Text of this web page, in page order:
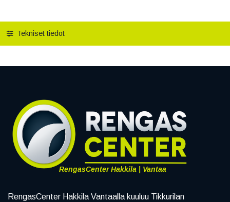
Tekniset tiedot
RengasCenter Hakkila | Vantaa
RengasCenter Hakkila Vantaalla kuuluu Tikkurilan